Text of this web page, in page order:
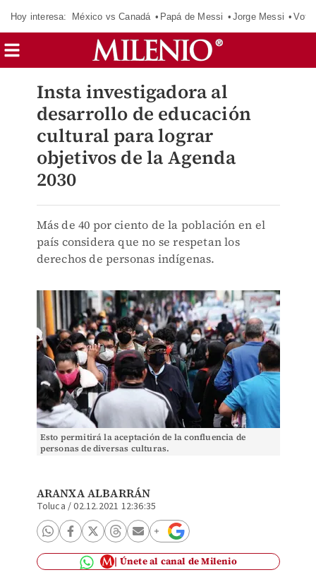
Hoy interesa: México vs Canadá Papá de Messi Jorge Messi
Insta investigadora al
desarrollo de educación
cultural para lograr
objetivos de la Agenda
2030
Más de 40 por ciento de la población en el
país considera que no se respetan los
derechos de personas indígenas.
Esto permitirá la aceptación de la confluencia de
personas de diversas culturas.
ARANXA ALBARRÁN
Toluca /02.12.2021 12:36:35
Únete al canal de Milenio